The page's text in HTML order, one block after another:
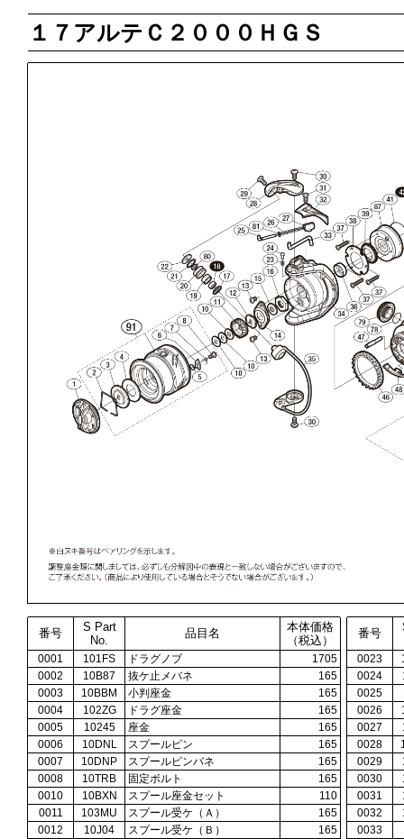
１７アルテＣ２０００ＨＧＳ
番号
S Part
No.
品目名
本体価格
（税込）
番号
0001 101FS ドラグノブ 1705 0023
0002
10B87 抜ケ止メバネ 165 0024
0003
10BBM 小判座金 165 0025
0004
102ZG ドラグ座金 165 0026
0005
10245 座金 165 0027
0006
10DNL スプールピン 165 0028
0007
10DNP スプールピンバネ 165 0029
0008
10TRB 固定ボルト 165 0030
0010
10BXN スプール座金セット 110 0031
0011
103MU スプール受ケ（Ａ） 165 0032
0012
10J04 スプール受ケ（Ｂ） 165 0033